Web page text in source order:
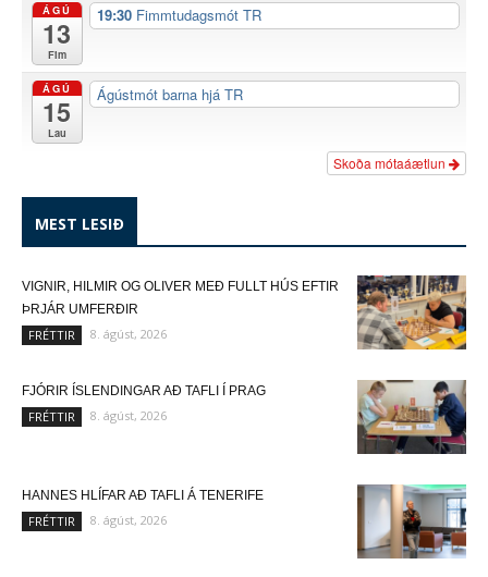
ÁGÚ
13
Fim
19:30 Fimmtudagsmót TR
ÁGÚ
15
Lau
Ágústmót barna hjá TR
Skoða mótaáætlun
MEST LESIÐ
VIGNIR, HILMIR OG OLIVER MEÐ FULLT HÚS EFTIR
ÞRJÁR UMFERÐIR
FRÉTTIR 8. ágúst, 2026
FJÓRIR ÍSLENDINGAR AÐ TAFLI Í PRAG
FRÉTTIR 8. ágúst, 2026
HANNES HLÍFAR AÐ TAFLI Á TENERIFE
FRÉTTIR 8. ágúst, 2026